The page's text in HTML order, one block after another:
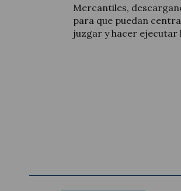
Mercantiles,
para que puedan
juzgar y hacer ejecutar